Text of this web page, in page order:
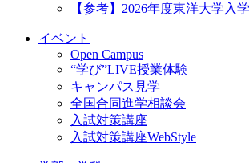
【参考】2026年度東洋大学入
イベント
Open Campus
“学び”LIVE授業体験
キャンパス見学
全国合同進学相談会
入試対策講座
入試対策講座WebStyle